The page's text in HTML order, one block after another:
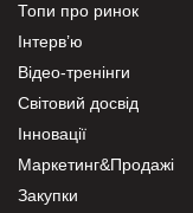
Топи про ринок
Інтерв’ю
Відео-тренінги
Світовий досвід
Інновації
Маркетинг&Продажі
Закупки